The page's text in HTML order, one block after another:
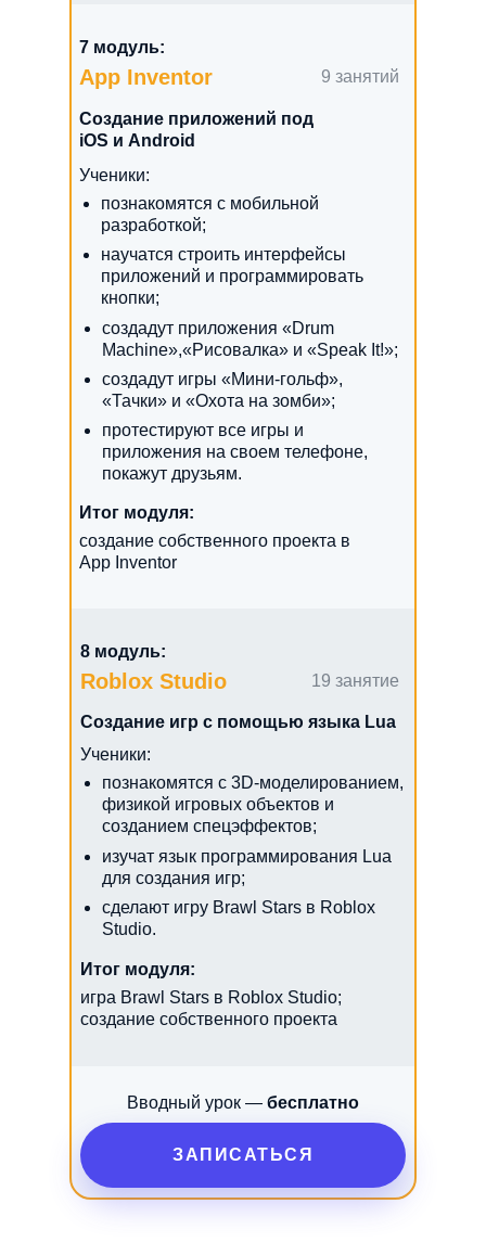
Вводный урок — бесплатно
ЗАПИСАТЬСЯ
8 модуль:
19 занятие
Roblox Studio
игра Brawl Stars в Roblox Studio;
создание собственного проекта
Создание игр с помощью языка Lua
Итог модуля:
Ученики:
познакомятся с 3D-моделированием,
физикой игровых объектов и
созданием спецэффектов;
изучат язык программирования Lua
для создания игр;
сделают игру Brawl Stars в Roblox
Studio.
7 модуль:
9 занятий
App Inventor
создание собственного проекта в
App Inventor
Создание приложений под
iOS и Android
Итог модуля:
Ученики:
познакомятся с мобильной
разработкой;
научатся строить интерфейсы
приложений и программировать
кнопки;
создадут приложения «Drum
Machine»,«Рисовалка» и «Speak It!»;
создадут игры «Мини-гольф»,
«Тачки» и «Охота на зомби»;
протестируют все игры и
приложения на своем телефоне,
покажут друзьям.